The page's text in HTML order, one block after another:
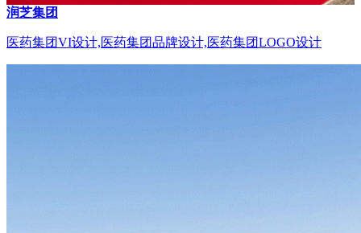
润芝集团
医药集团VI设计,医药集团品牌设计,医药集团LOGO设计